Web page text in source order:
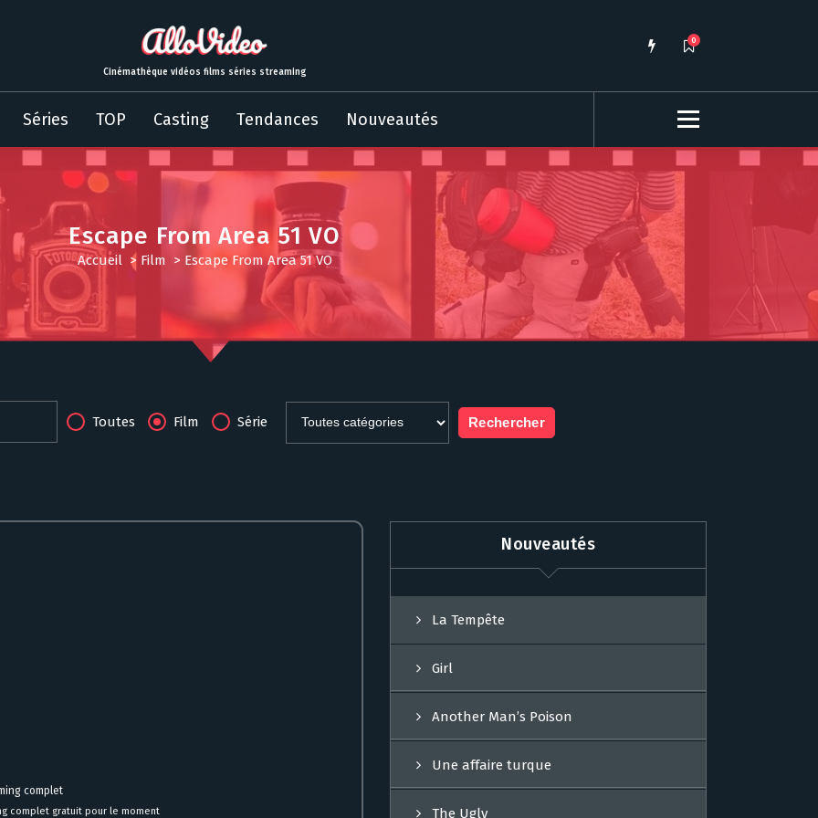
Cinémathèque vidéos films séries streaming
0
Séries TOP Casting Tendances Nouveautés
Escape From Area 51 VO
Accueil > Film > Escape From Area 51 VO
Toutes Film Série
complet
complet gratuit pour le moment
Nouveautés
La Tempête
Girl
Another Man’s Poison
Une affaire turque
The Ugly